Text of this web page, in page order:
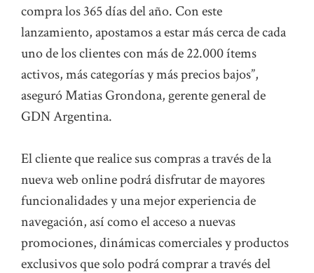
compra los 365 días del año. Con este
lanzamiento, apostamos a estar más cerca de cada
uno de los clientes con más de 22.000 ítems
activos, más categorías y más precios bajos”,
aseguró Matias Grondona, gerente general de
GDN Argentina.
El cliente que realice sus compras a través de la
nueva web online podrá disfrutar de mayores
funcionalidades y una mejor experiencia de
navegación, así como el acceso a nuevas
promociones, dinámicas comerciales y productos
exclusivos que solo podrá comprar a través del